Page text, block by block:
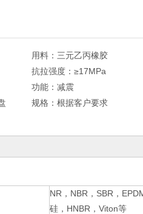
用料： 三元乙丙橡胶
抗拉强度： ≥17MPa
功能： 减震
规格： 根据客户要求
NR，NBR，SBR，
硅，HNBR，Viton等